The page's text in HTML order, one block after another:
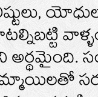
అర్థమైంది.